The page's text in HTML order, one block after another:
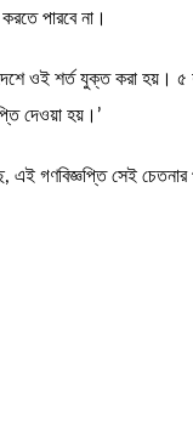
পারবে না।
ওই শর্ত যুক্ত করা হয়। ৫
দেওয়া হয়।’
এই গণবিজ্ঞপ্তি সেই